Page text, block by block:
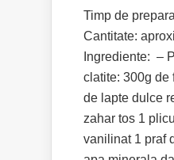
Timp de
Cantitate:
Ingrediente: –
clatite: 300g de
de lapte dulce
zahar tos 1
vanilinat 1 praf